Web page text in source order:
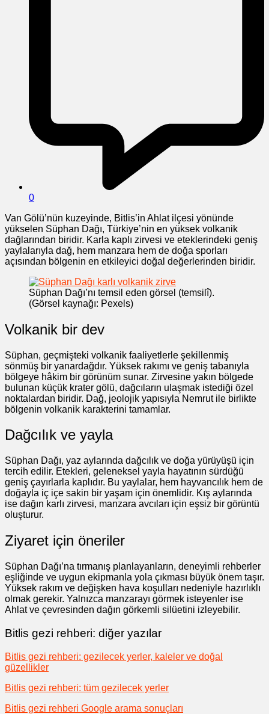
0
Van Gölü’nün kuzeyinde, Bitlis’in Ahlat ilçesi yönünde
yükselen Süphan Dağı, Türkiye’nin en yüksek volkanik
dağlarından biridir. Karla kaplı zirvesi ve eteklerindeki geniş
yaylalarıyla dağ, hem manzara hem de doğa sporları
açısından bölgenin en etkileyici doğal değerlerinden biridir.
Süphan Dağı’nı temsil eden görsel (temsilî).
(Görsel kaynağı: Pexels)
Volkanik bir dev
Süphan, geçmişteki volkanik faaliyetlerle şekillenmiş
sönmüş bir yanardağdır. Yüksek rakımı ve geniş tabanıyla
bölgeye hâkim bir görünüm sunar. Zirvesine yakın bölgede
bulunan küçük krater gölü, dağcıların ulaşmak istediği özel
noktalardan biridir. Dağ, jeolojik yapısıyla Nemrut ile birlikte
bölgenin volkanik karakterini tamamlar.
Dağcılık ve yayla
Süphan Dağı, yaz aylarında dağcılık ve doğa yürüyüşü için
tercih edilir. Etekleri, geleneksel yayla hayatının sürdüğü
geniş çayırlarla kaplıdır. Bu yaylalar, hem hayvancılık hem de
doğayla iç içe sakin bir yaşam için önemlidir. Kış aylarında
ise dağın karlı zirvesi, manzara avcıları için eşsiz bir görüntü
oluşturur.
Ziyaret için öneriler
Süphan Dağı’na tırmanış planlayanların, deneyimli rehberler
eşliğinde ve uygun ekipmanla yola çıkması büyük önem taşır.
Yüksek rakım ve değişken hava koşulları nedeniyle hazırlıklı
olmak gerekir. Yalnızca manzarayı görmek isteyenler ise
Ahlat ve çevresinden dağın görkemli silüetini izleyebilir.
Bitlis gezi rehberi: diğer yazılar
Bitlis gezi rehberi: gezilecek yerler, kaleler ve doğal
güzellikler
Bitlis gezi rehberi: tüm gezilecek yerler
Bitlis gezi rehberi Google arama sonuçları